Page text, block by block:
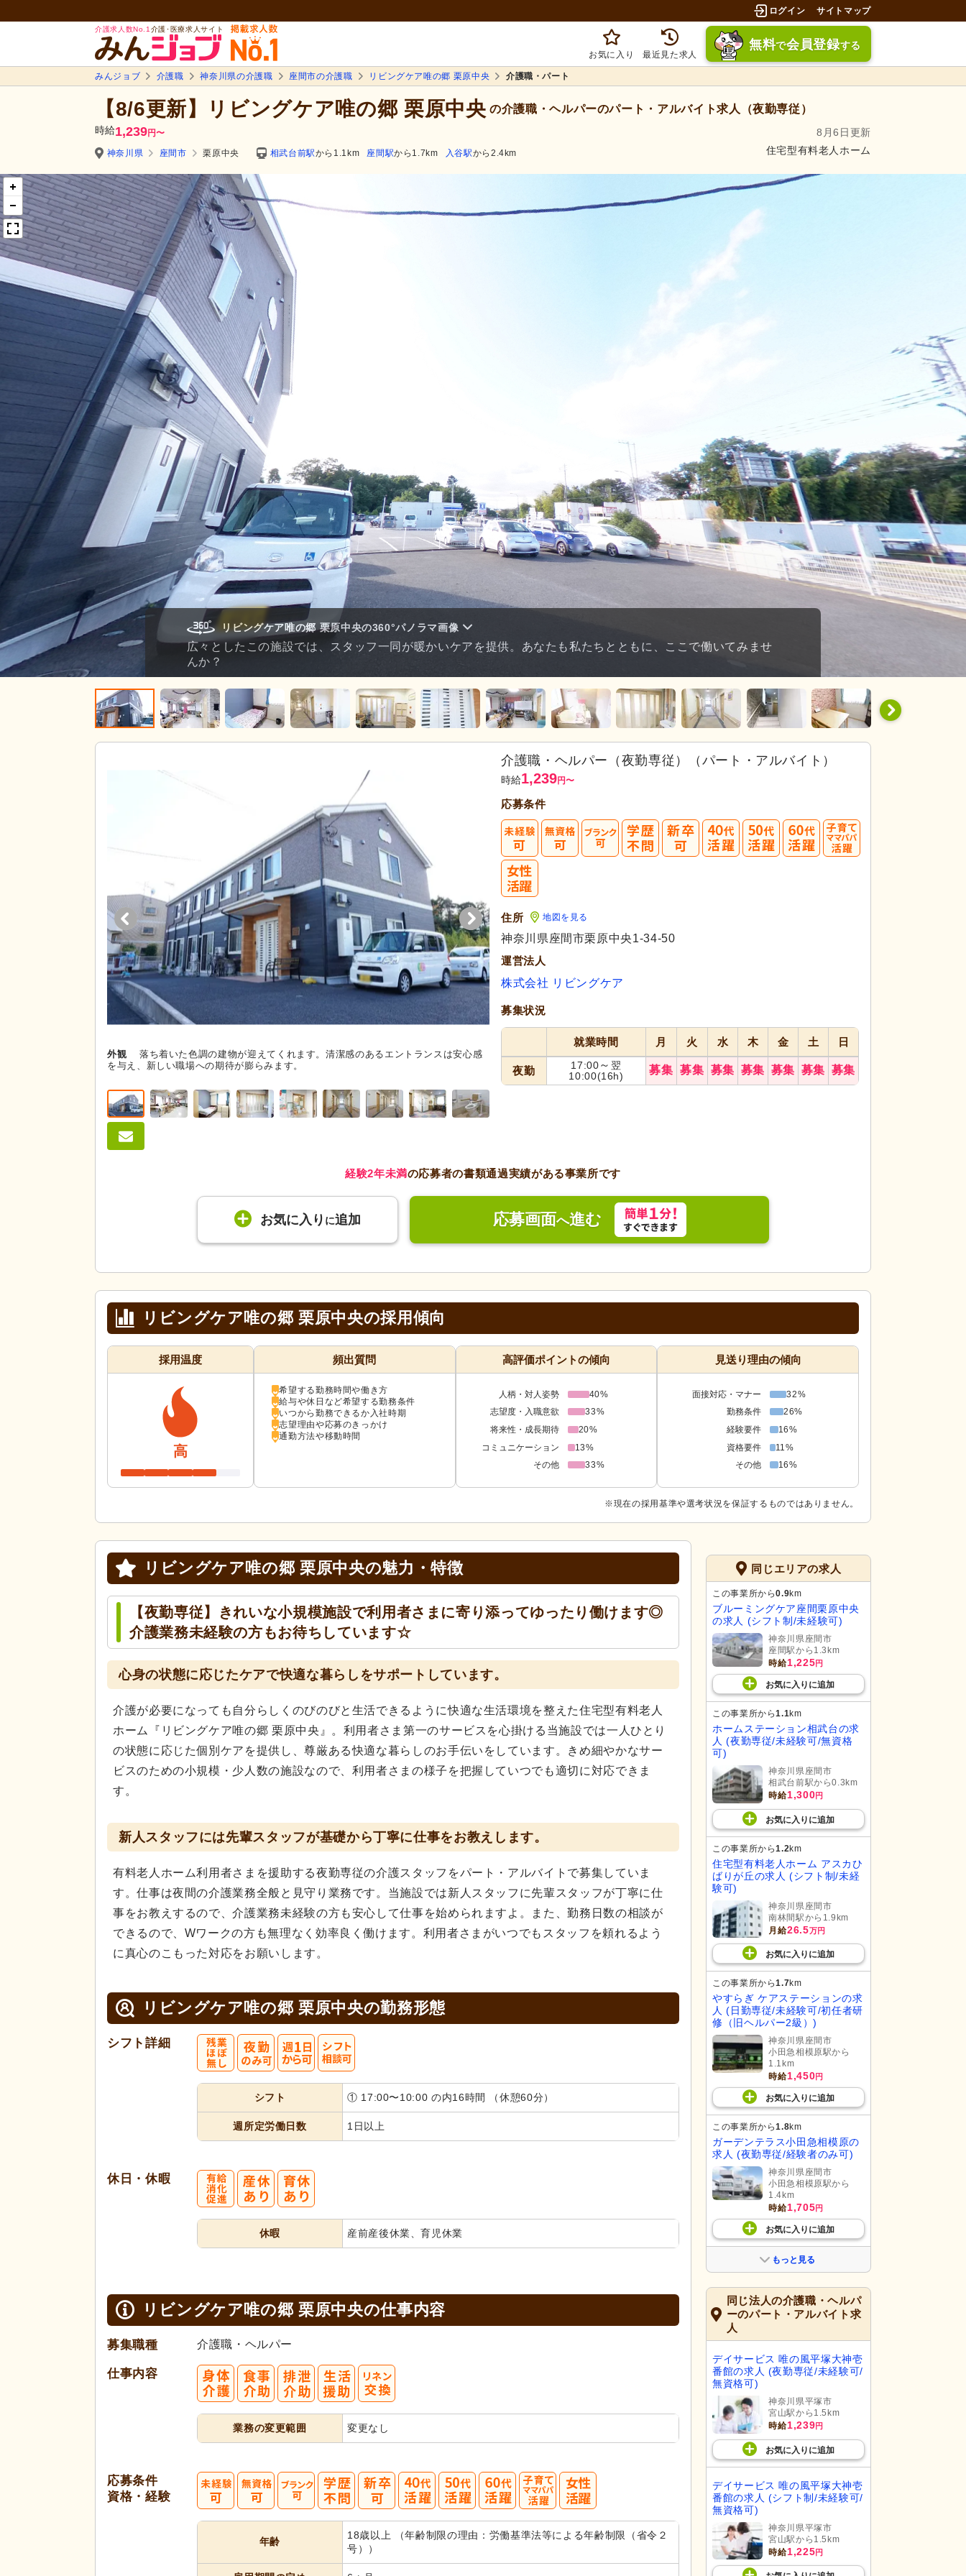
ログイン サイトマップ
介護求人数No.1 介護･医療求人サイト
お気に入り 最近見た求人
無料で会員登録する
みんジョブ 介護職 神奈川県の介護職 座間市の介護職 リビングケア唯の郷 栗原中央 介護職・パート
【8/6更新】リビングケア唯の郷 栗原中央 の介護職・ヘルパーのパート・アルバイト求人（夜勤専従）
時給1,239円〜
8月6日更新
住宅型有料老人ホーム
神奈川県 座間市 栗原中央 相武台前駅から1.1km 座間駅から1.7km 入谷駅から2.4km
リビングケア唯の郷 栗原中央の360°パノラマ画像
広々としたこの施設では、スタッフ一同が暖かいケアを提供。あなたも私たちとともに、ここで働いてみませ
んか？
外観
落ち着いた色調の建物が迎えてくれます。清潔感のあるエントランスは安心感
を与え、新しい職場への期待が膨らみます。
共有スペース
清潔で広々とした食堂では、利用者が明るい雰囲気の中で食事を楽し
んでいます。各テーブルで穏やかな会話が交わされ、心地よいコミュニティの場を提供
しています。
介護職・ヘルパー（夜勤専従）（パート・アルバイト）
時給1,239円〜
応募条件
住所 地図を見る
神奈川県座間市栗原中央1-34-50
運営法人
株式会社 リビングケア
募集状況
就業時間 月 火 水 木 金 土 日
夜勤 17:00～ 翌
10:00(16h) 募集 募集 募集 募集 募集 募集 募集
経験2年未満の応募者の書類通過実績がある事業所です
お気に入り に追加 応募画面へ進む
リビングケア唯の郷 栗原中央の採用傾向
採用温度
高
頻出質問
希望する勤務時間や働き方
給与や休日など希望する勤務条件
いつから勤務できるか入社時期
志望理由や応募のきっかけ
通勤方法や移動時間
高評価ポイントの傾向
人柄・対人姿勢
40%
志望度・入職意欲
33%
将来性・成長期待
20%
コミュニケーション
13%
その他
33%
見送り理由の傾向
面接対応・マナー
32%
勤務条件
26%
経験要件
16%
資格要件
11%
その他
16%
※現在の採用基準や選考状況を保証するものではありません。
リビングケア唯の郷 栗原中央の魅力・特徴
【夜勤専従】きれいな小規模施設で利用者さまに寄り添ってゆったり働けます◎
介護業務未経験の方もお待ちしています☆
心身の状態に応じたケアで快適な暮らしをサポートしています。
介護が必要になっても自分らしくのびのびと生活できるように快適な生活環境を整えた住宅型有料老人
ホーム『リビングケア唯の郷 栗原中央』。利用者さま第一のサービスを心掛ける当施設では一人ひとり
の状態に応じた個別ケアを提供し、尊厳ある快適な暮らしのお手伝いをしています。きめ細やかなサー
ビスのための小規模・少人数の施設なので、利用者さまの様子を把握していつでも適切に対応できま
す。
新人スタッフには先輩スタッフが基礎から丁寧に仕事をお教えします。
有料老人ホーム利用者さまを援助する夜勤専従の介護スタッフをパート・アルバイトで募集していま
す。仕事は夜間の介護業務全般と見守り業務です。当施設では新人スタッフに先輩スタッフが丁寧に仕
事をお教えするので、介護業務未経験の方も安心して仕事を始められますよ。また、勤務日数の相談が
できるので、Wワークの方も無理なく効率良く働けます。利用者さまがいつでもスタッフを頼れるよう
に真心のこもった対応をお願いします。
リビングケア唯の郷 栗原中央の勤務形態
シフト詳細
シフト ① 17:00〜10:00 の内16時間 （休憩60分）
週所定労働日数 1日以上
休日・休暇
休暇 産前産後休業、育児休業
リビングケア唯の郷 栗原中央の仕事内容
募集職種 介護職・ヘルパー
仕事内容
業務の変更範囲 変更なし
応募条件
資格・経験
年齢
18歳以上 （年齢制限の理由：労働基準法等による年齢制限（省令２
号））
同じエリアの求人
この事業所から0.9km
ブルーミングケア座間栗原中央
の求人 (シフト制/未経験可)
神奈川県座間市
座間駅から1.3km
時給1,225円
お気に入り に追加
この事業所から1.1km
ホームステーション相武台の求
人 (夜勤専従/未経験可/無資格
可)
神奈川県座間市
相武台前駅から0.3km
時給1,300円
お気に入り に追加
この事業所から1.2km
住宅型有料老人ホーム アスカひ
ばりが丘の求人 (シフト制/未経
験可)
神奈川県座間市
南林間駅から1.9km
月給26.5万円
お気に入り に追加
この事業所から1.7km
やすらぎ ケアステーションの求
人 (日勤専従/未経験可/初任者研
修（旧ヘルパー2級）)
神奈川県座間市
小田急相模原駅から
1.1km
時給1,450円
お気に入り に追加
この事業所から1.8km
ガーデンテラス小田急相模原の
求人 (夜勤専従/経験者のみ可)
神奈川県座間市
小田急相模原駅から
1.4km
時給1,705円
お気に入り に追加
もっと見る
同じ法人の介護職・ヘルパ
ーのパート・アルバイト求
人
デイサービス 唯の風平塚大神壱
番館の求人 (夜勤専従/未経験可/
無資格可)
神奈川県平塚市
宮山駅から1.5km
時給1,239円
お気に入り に追加
デイサービス 唯の風平塚大神壱
番館の求人 (シフト制/未経験可/
無資格可)
神奈川県平塚市
宮山駅から1.5km
時給1,225円